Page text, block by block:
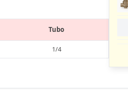
Tubo
1/4